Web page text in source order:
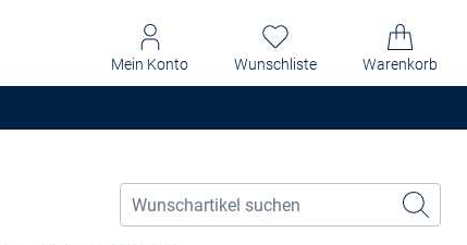
Mein Konto Wunschliste Warenkorb